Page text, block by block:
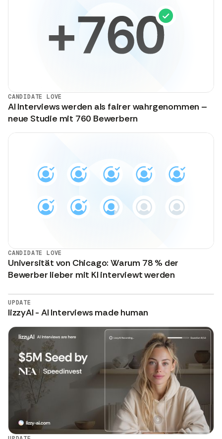
CANDIDATE LOVE
AI Interviews werden als fairer wahrgenommen –
neue Studie mit 760 Bewerbern
CANDIDATE LOVE
Universität von Chicago: Warum 78 % der
Bewerber lieber mit KI interviewt werden
UPDATE
lizzyAI - AI Interviews made human